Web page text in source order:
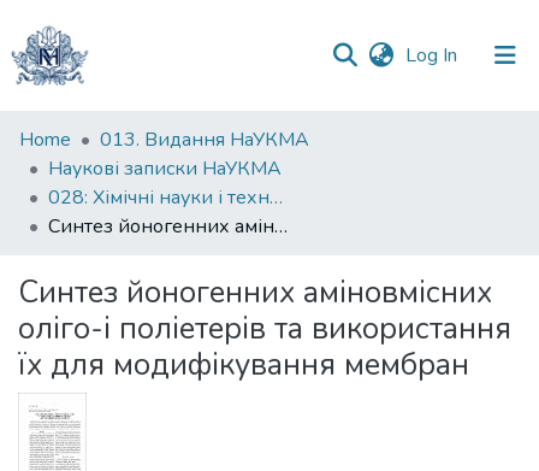
Log In (current)
Communities
&
Collections
Statistics
Home
013. Видання НаУКМА
Наукові записки НаУКМА
028: Хімічні науки і технології
Синтез йоногенних аміновмісних оліго-і поліетерів та використання їх для модифікування мембран
Синтез йоногенних аміновмісних
оліго-і поліетерів та використання
їх для модифікування мембран